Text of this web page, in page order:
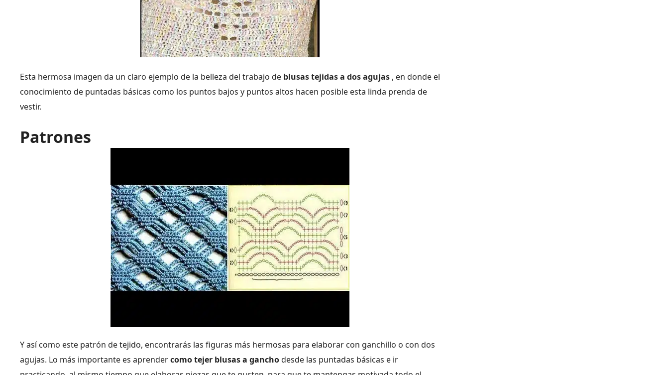
Esta hermosa imagen da un claro ejemplo de la belleza del trabajo de blusas tejidas a dos agujas , en donde el
conocimiento de puntadas básicas como los puntos bajos y puntos altos hacen posible esta linda prenda de
vestir.
Patrones
Y así como este patrón de tejido, encontrarás las figuras más hermosas para elaborar con ganchillo o con dos
agujas. Lo más importante es aprendercomo tejer blusas a ganchodesde las puntadas básicas e ir